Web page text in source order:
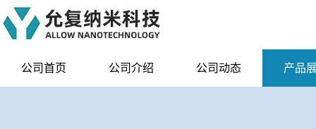
公司首页 公司介绍 公司动态 产品